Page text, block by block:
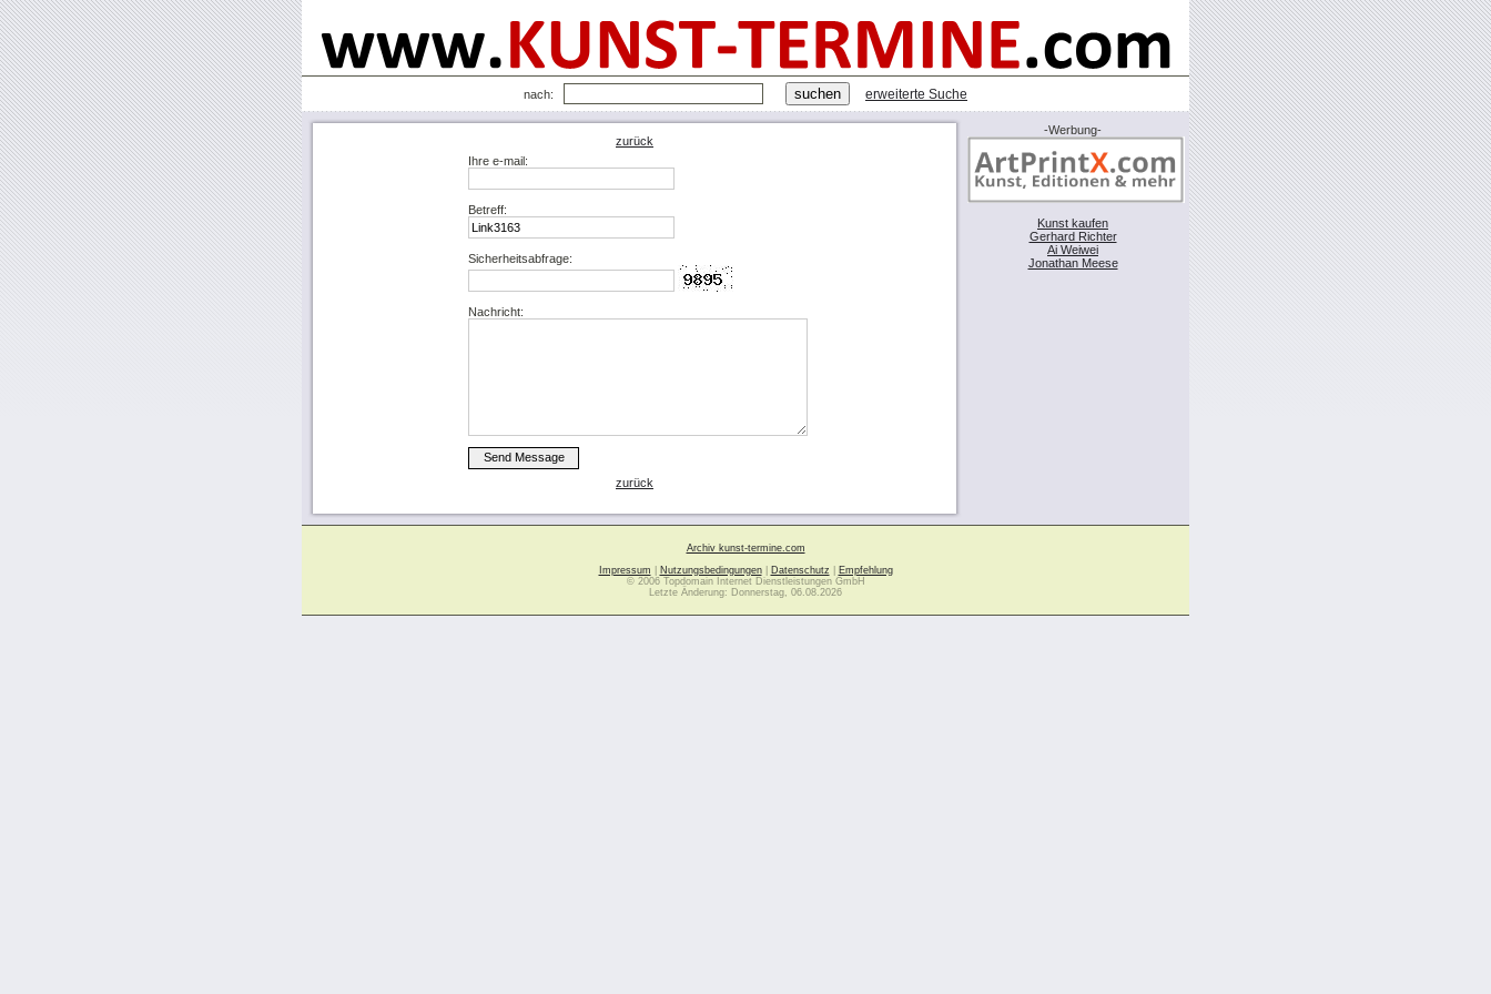
nach: erweiterte Suche
zurück
Ihre e-mail:
Betreff:
Sicherheitsabfrage:
Nachricht:
zurück
-Werbung-
Kunst kaufen
Gerhard Richter
Ai Weiwei
Jonathan Meese
Archiv kunst-termine.com
Impressum
Nutzungsbedingungen| Datenschutz
Empfehlung
© 2006 Topdomain Internet Dienstleistungen GmbH
Letzte Änderung: Donnerstag, 06.08.2026